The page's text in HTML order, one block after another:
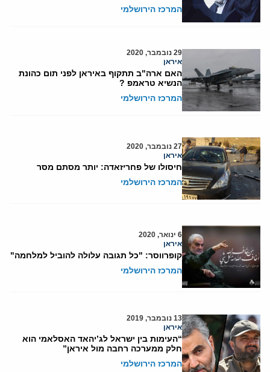
המרכז הירושלמי
29 נובמבר, 2020
איראן
האם ארה"ב תתקוף באיראן לפני תום כהונת
הנשיא טראמפ ?
המרכז הירושלמי
27 נובמבר, 2020
איראן
חיסולו של פחריזאדה: יותר מסתם מסר
המרכז הירושלמי
6 ינואר, 2020
איראן
קופרווסר: "כל תגובה עלולה להוביל למלחמה"
המרכז הירושלמי
13 נובמבר, 2019
איראן
“העימות בין ישראל לג’יהאד האסלאמי הוא
חלק ממערכה רחבה מול איראן”
המרכז הירושלמי